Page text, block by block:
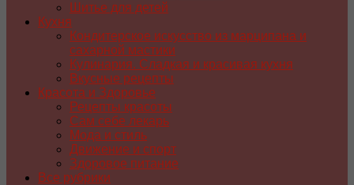
Шитье для детей
Кухня
Кондитерское искусство из марципана и
сахарной мастики
Кулинария. Сладкая и красивая кухня
Вкусные рецепты
Красота и Здоровье
Рецепты красоты
Сам себе лекарь
Мода и стиль
Движение и спорт
Здоровое питание
Все рубрики